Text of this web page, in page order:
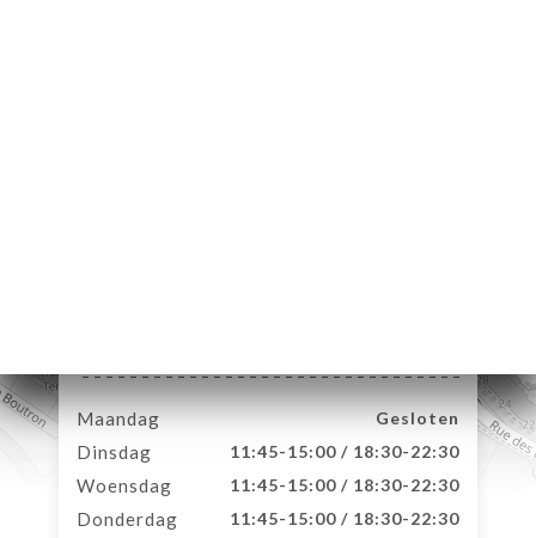
Maandag Gesloten
Dinsdag 11:45-15:00 / 18:30-22:30
Woensdag 11:45-15:00 / 18:30-22:30
Donderdag 11:45-15:00 / 18:30-22:30